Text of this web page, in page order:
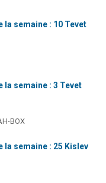
la semaine : 10 Tevet
la semaine : 3 Tevet
BOX
la semaine : 25 Kislev